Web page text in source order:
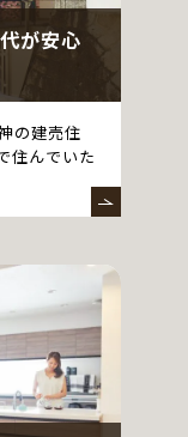
が安心
の建売住
住んでいた